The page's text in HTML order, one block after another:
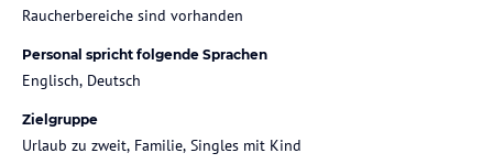
Raucherbereiche sind vorhanden
Personal spricht folgende Sprachen
Englisch, Deutsch
Zielgruppe
Urlaub zu zweit, Familie, Singles mit Kind